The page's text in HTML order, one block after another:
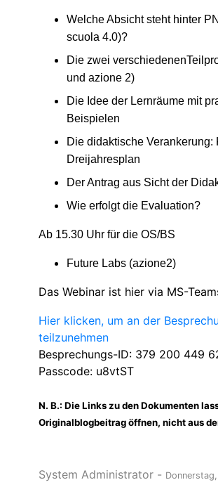
Welche Absicht steht hinter PN
scuola 4.0)?
Die zwei verschiedenenTeilp
und azione 2)
Die Idee der Lernräume mit pr
Beispielen
Die didaktische Verankerung:
Dreijahresplan
Der Antrag aus Sicht der
Wie erfolgt die Evaluation?
Ab 15.30 Uhr für die OS/BS
Future Labs (azione2)
Das Webinar ist hier via MS-
Hier klicken, um an der
teilzunehmen
Besprechungs-ID: 379 200 449
Passcode: u8vtST
N. B.: Die Links zu den Dokumenten
Originalblogbeitrag öffnen, nicht aus
System Administrator -